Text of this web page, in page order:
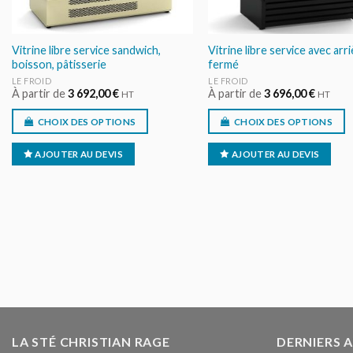
Vitrine libre service sandwich,
boisson, pâtisserie
LE FROID
À partir de3 692,00€ HT
CHOIX DES OPTIONS
AJOUTER AU DEVIS
Vitrine libre service avec
fermé
LE FROID
À partir de3 696,00€ HT
CHOIX DES OPTIONS
AJOUTER AU DEVIS
LA STÉ CHRISTIAN RAGE DERNIERS